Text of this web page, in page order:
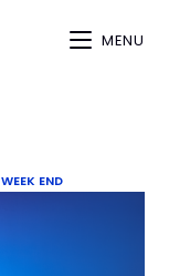
MENU
WEEK END